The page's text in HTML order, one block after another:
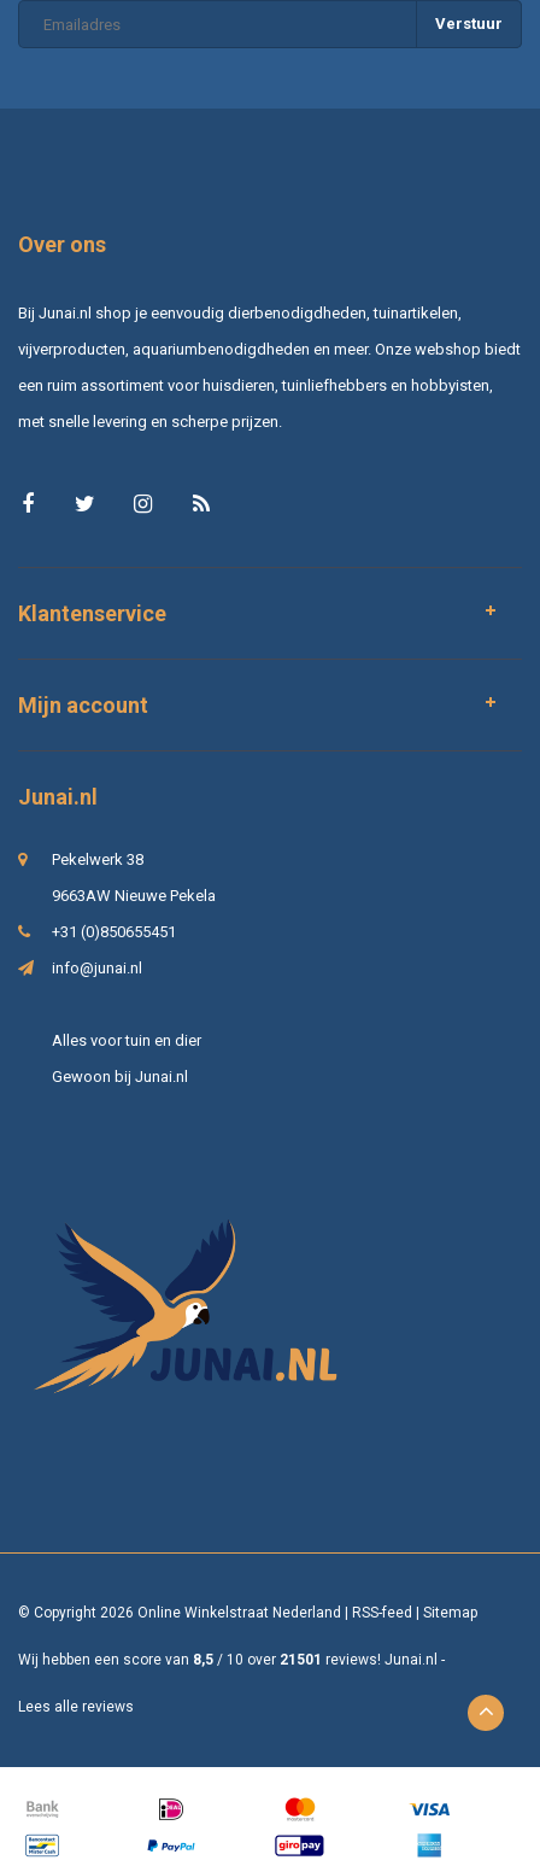
Verstuur
Over ons
Bij Junai.nl shop je eenvoudig dierbenodigdheden, tuinartikelen,
vijverproducten, aquariumbenodigdheden en meer. Onze webshop biedt
een ruim assortiment voor huisdieren, tuinliefhebbers en hobbyisten,
met snelle levering en scherpe prijzen.
Klantenservice
Mijn account
Junai.nl
Pekelwerk 38
9663AW Nieuwe Pekela
+31 (0)850655451
info@junai.nl
Alles voor tuin en dier
Gewoon bij Junai.nl
© Copyright 2026 Online Winkelstraat Nederland RSS-feed Sitemap
Wij hebben een score van 8,5 / 10 over 21501 reviews! Junai.nl -
Lees alle reviews